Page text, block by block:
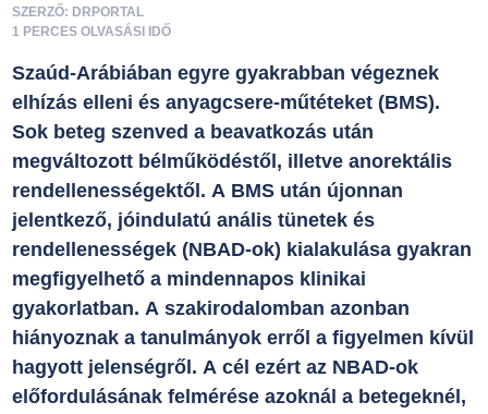
SZERZŐ: DRPORTAL
1 PERCES OLVASÁSI IDŐ
Szaúd-Arábiában egyre gyakrabban végeznek
elhízás elleni és anyagcsere-műtéteket (BMS).
Sok beteg szenved a beavatkozás után
megváltozott bélműködéstől, illetve anorektális
rendellenességektől. A BMS után újonnan
jelentkező, jóindulatú anális tünetek és
rendellenességek (NBAD-ok) kialakulása gyakran
megfigyelhető a mindennapos klinikai
gyakorlatban. A szakirodalomban azonban
hiányoznak a tanulmányok erről a figyelmen kívül
hagyott jelenségről. A cél ezért az NBAD-ok
előfordulásának felmérése azoknál a betegeknél,